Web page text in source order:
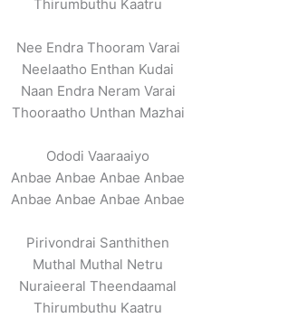
Thirumbuthu Kaatru
Nee Endra Thooram Varai
Neelaatho Enthan Kudai
Naan Endra Neram Varai
Thooraatho Unthan Mazhai
Ododi Vaaraaiyo
Anbae Anbae Anbae Anbae
Anbae Anbae Anbae Anbae
Pirivondrai Santhithen
Muthal Muthal Netru
Nuraieeral Theendaamal
Thirumbuthu Kaatru